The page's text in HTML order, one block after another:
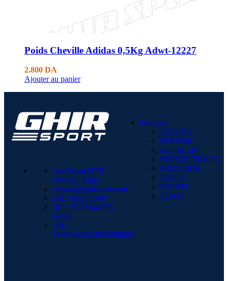
Poids Cheville Adidas 0,5Kg Adwt-12227
2.800 DA
Ajouter au panier
Cite Sbaat N'70
Rouiba , Alger
contact@ghirsport.com
Tél : 0551170407
RC : 22A5144059-
16/00
NIF :
18816382620033200000
Marques
ADIDAS
REEBOK
KETTLER
NORDICTRACK
PROFORM
AXION
INVEST
FLOTT